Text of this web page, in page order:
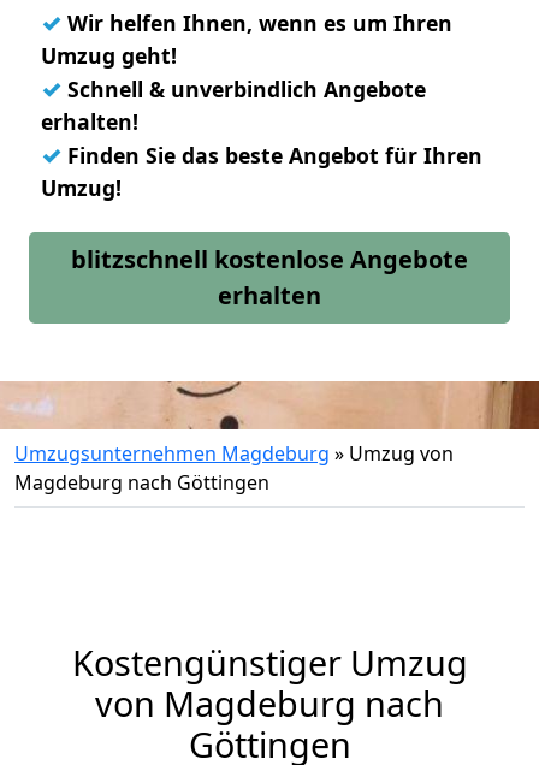
✓ Wir helfen Ihnen, wenn es um Ihren
Umzug geht!
✓ Schnell & unverbindlich Angebote
erhalten!
✓ Finden Sie das beste Angebot für Ihren
Umzug!
blitzschnell kostenlose Angebote
erhalten
Umzugsunternehmen Magdeburg » Umzug von
Magdeburg nach Göttingen
Kostengünstiger Umzug
von Magdeburg nach
Göttingen